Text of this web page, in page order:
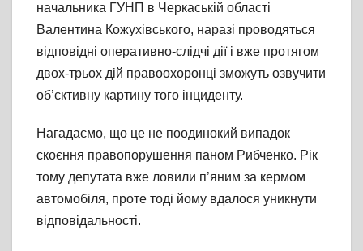
начальника ГУНП в Черкаській області
Валентина Кожухівського, наразі проводяться
відповідні оперативно-слідчі дії і вже протягом
двох-трьох дій правоохоронці зможуть озвучити
об’єктивну картину того інциденту.
Нагадаємо, що це не поодинокий випадок
скоєння правопорушення паном Рибченко. Рік
тому депутата вже ловили п’яним за кермом
автомобіля, проте тоді йому вдалося уникнути
відповідальності.